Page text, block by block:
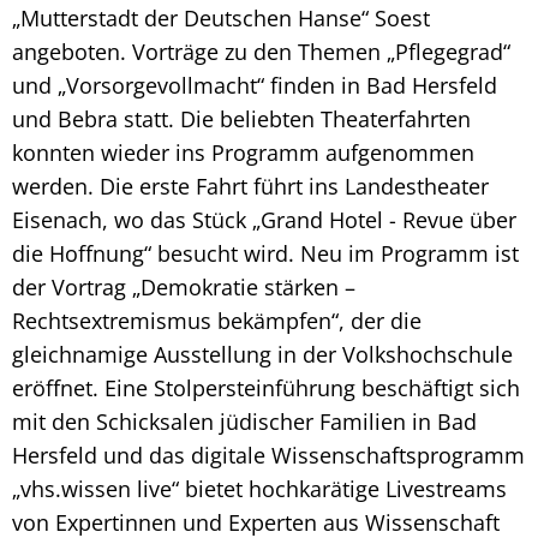
„Mutterstadt der Deutschen Hanse“ Soest
angeboten. Vorträge zu den Themen „Pflegegrad“
und „Vorsorgevollmacht“ finden in Bad Hersfeld
und Bebra statt. Die beliebten Theaterfahrten
konnten wieder ins Programm aufgenommen
werden. Die erste Fahrt führt ins Landestheater
Eisenach, wo das Stück „Grand Hotel - Revue über
die Hoffnung“ besucht wird. Neu im Programm ist
der Vortrag „Demokratie stärken –
Rechtsextremismus bekämpfen“, der die
gleichnamige Ausstellung in der Volkshochschule
eröffnet. Eine Stolpersteinführung beschäftigt sich
mit den Schicksalen jüdischer Familien in Bad
Hersfeld und das digitale Wissenschaftsprogramm
„vhs.wissen live“ bietet hochkarätige Livestreams
von Expertinnen und Experten aus Wissenschaft